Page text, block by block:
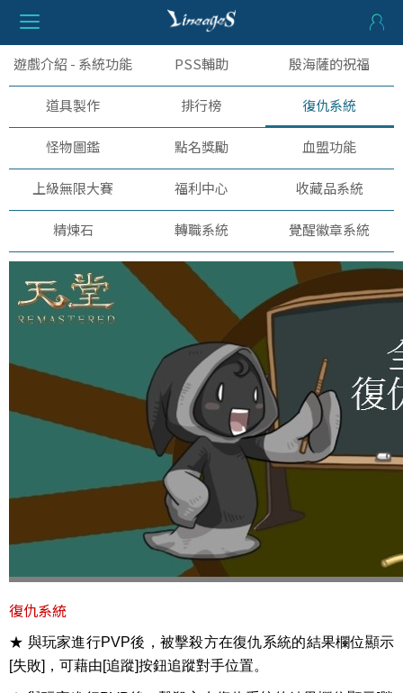
遊戲介紹 - 系統功能 PSS輔助 殷海薩的祝福
道具製作 排行榜 復仇系統
怪物圖鑑 點名獎勵 血盟功能
上級無限大賽 福利中心 收藏品系統
精煉石 轉職系統 覺醒徽章系統
復仇系統
★ 與玩家進行PVP後，被擊殺方在復仇系統的結果欄位顯示
[失敗]，可藉由[追蹤]按鈕追蹤對手位置。